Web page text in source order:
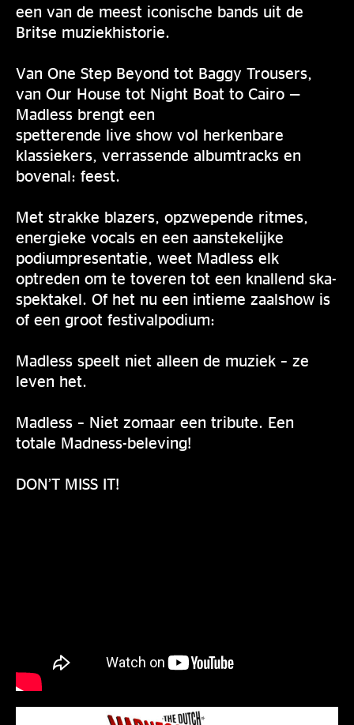
een van de meest iconische bands uit de
Britse muziekhistorie.
Van One Step Beyond tot Baggy Trousers,
van Our House tot Night Boat to Cairo —
Madless brengt een
spetterende live show vol herkenbare
klassiekers, verrassende albumtracks en
bovenal: feest.
Met strakke blazers, opzwepende ritmes,
energieke vocals en een aanstekelijke
podiumpresentatie, weet Madless elk
optreden om te toveren tot een knallend ska-
spektakel. Of het nu een intieme zaalshow is
of een groot festivalpodium:
Madless speelt niet alleen de muziek – ze
leven het.
Madless – Niet zomaar een tribute. Een
totale Madness-beleving!
DON’T MISS IT!